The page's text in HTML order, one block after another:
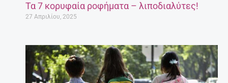
Τα 7 κορυφαία ροφήματα – λιποδιαλύτες!
27 Απριλίου, 2025